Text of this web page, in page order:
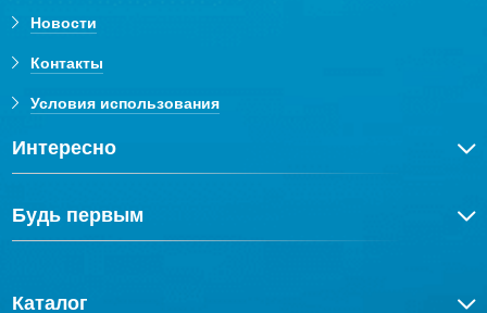
Новости
Контакты
Условия использования
Интересно
Будь первым
Каталог